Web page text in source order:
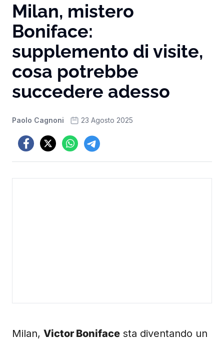
Milan, mistero
Boniface:
supplemento di visite,
cosa potrebbe
succedere adesso
Paolo Cagnoni 23 Agosto 2025
Milan, Victor Boniface sta diventando un